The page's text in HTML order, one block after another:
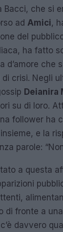
Bacci, che si
ad Amici,
del
ha fatto
d’amore che
crisi. Negli
Deianira
su di loro.
follower ha
e la
parole:
a questa
di fronte a
davvero